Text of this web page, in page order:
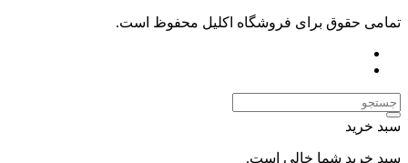
برای فروشگاه اکلیل محفوظ است.
خالی است.